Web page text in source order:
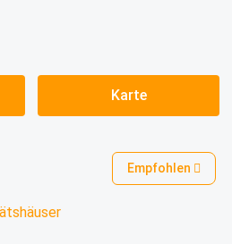
Karte
Empfohlen